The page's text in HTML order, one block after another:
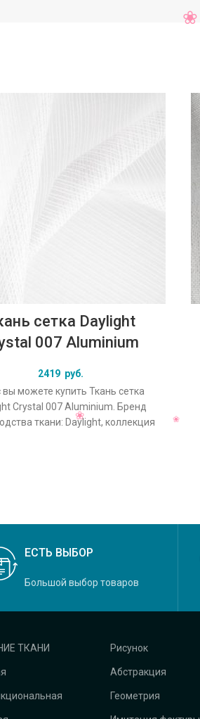
сетка Daylight
007 Aluminium
2419 руб.
вы можете купить Ткань сетка
Crystal 007 Aluminium. Бренд
ткани: Daylight, коллекция
ЕСТЬ ВЫБОР
Большой выбор товаров
ТКАНИ Рисунок
Абстракция
Геометрия